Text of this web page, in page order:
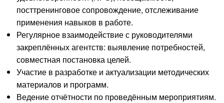
посттренинговое сопровождение, отслеживание
применения навыков в работе.
Регулярное взаимодействие с руководителями
закреплённых агентств: выявление потребностей,
совместная постановка целей.
Участие в разработке и актуализации методических
материалов и программ.
Ведение отчётности по проведённым мероприятиям.